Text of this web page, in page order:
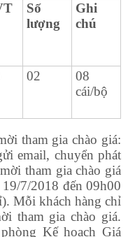
Số
lượng
Ghi
chú
02
08
cái/bộ
tham gia chào giá:
email, chuyển phát
tham gia chào giá
7/2018 đến 09h00
Mỗi khách hàng chỉ
tham gia chào giá.
Kế hoạch Giá